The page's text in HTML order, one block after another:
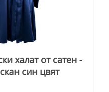
халат от сатен -
син цвят